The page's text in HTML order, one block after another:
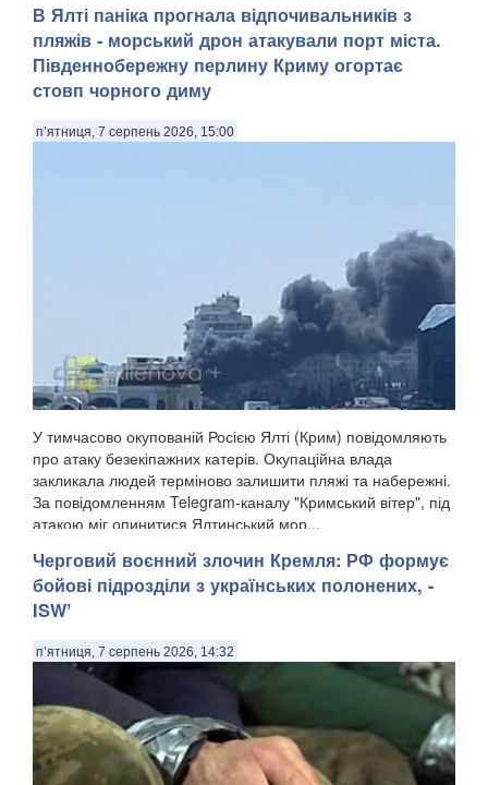
​В Ялті паніка прогнала відпочивальників з
пляжів - морський дрон атакували порт міста.
Південнобережну перлину Криму огортає
стовп чорного диму
п’ятниця, 7 серпень 2026, 15:00
У тимчасово окупованій Росією Ялті (Крим) повідомляють
про атаку безекіпажних катерів. Окупаційна влада
закликала людей терміново залишити пляжі та набережні.
За повідомленням Telegram-каналу "Кримський вітер", під
атакою міг опинитися Ялтинський мор...
Черговий воєнний злочин Кремля: ​РФ формує
бойові підрозділи з українських полонених, -
ISWʼ
п’ятниця, 7 серпень 2026, 14:32